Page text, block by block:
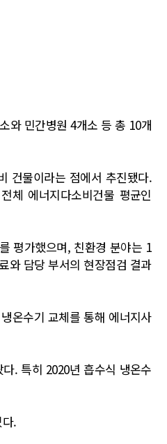
와 민간병원 4개소 등 총 10개
건물이라는 점에서 추진됐다.
체 에너지다소비건물 평균인
평가했으며, 친환경 분야는 1
와 담당 부서의 현장점검 결과
온수기 교체를 통해 에너지사
. 특히 2020년 흡수식 냉온수
.